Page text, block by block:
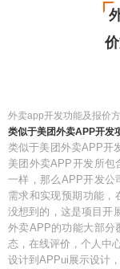
外卖app开发功能及报价
类似于美团外卖APP开发
类似于美团外卖APP开
美团外卖APP开发所包
一样，那么APP开发公
需求和实现预期功能，
没想到的，这是项目开
外卖APP的功能大部分
态，在线评价，个人中
设计到APPui展示设计